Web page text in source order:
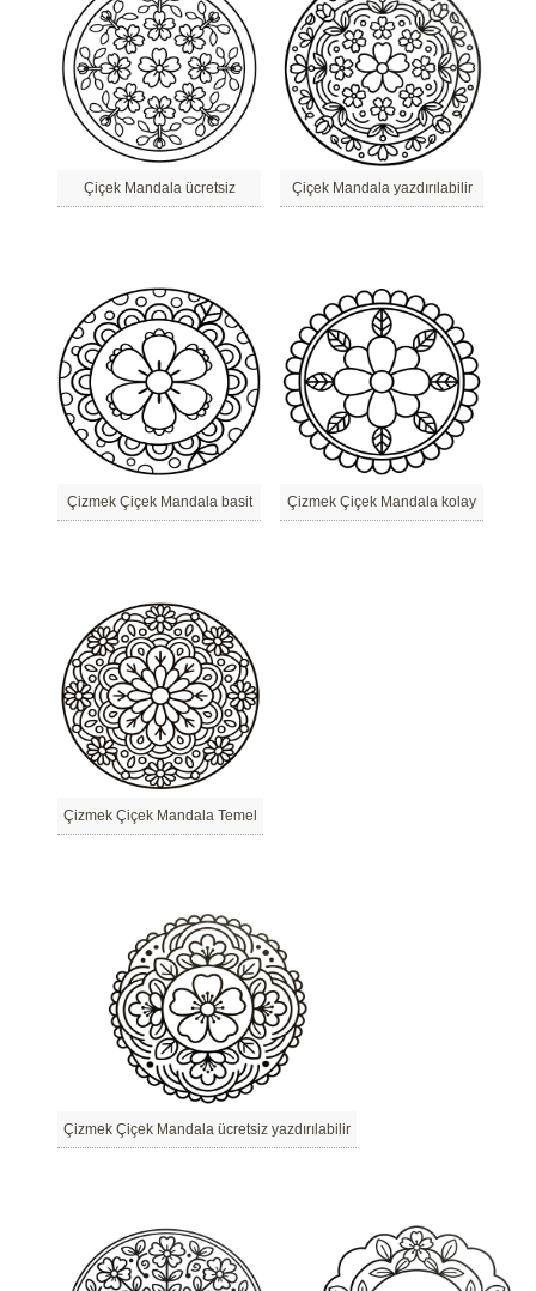
Çiçek Mandala ücretsiz Çiçek Mandala yazdırılabilir
Çizmek Çiçek Mandala basit Çizmek Çiçek Mandala kolay
Çizmek Çiçek Mandala Temel
Çizmek Çiçek Mandala ücretsiz yazdırılabilir